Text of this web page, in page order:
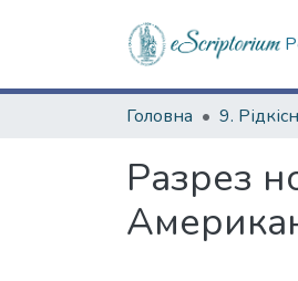
Головна
Разрез